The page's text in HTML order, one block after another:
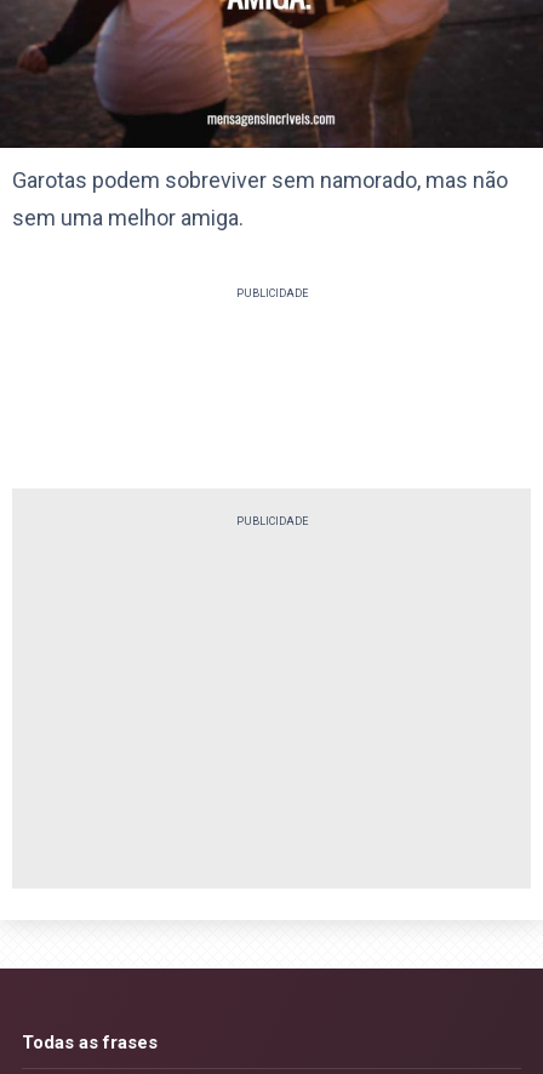
Garotas podem sobreviver sem namorado, mas não
sem uma melhor amiga.
PUBLICIDADE
PUBLICIDADE
Todas as frases